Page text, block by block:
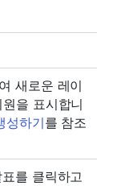
새로운 레이
을 표시합니
성하기를 참조
를 클릭하고